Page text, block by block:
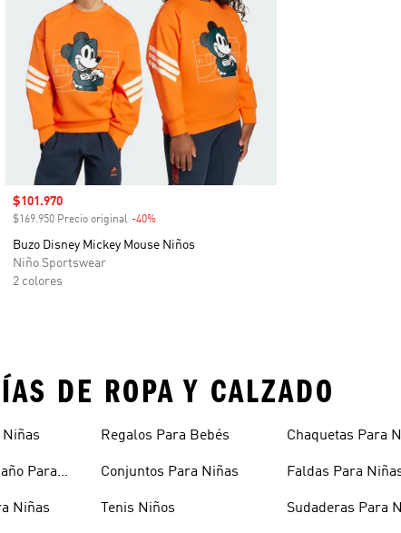
Precio de venta
$101.970
$169.950 Precio original -40%Descuento
Buzo Disney Mickey Mouse Niños
Niño Sportswear
2 colores
DE ROPA Y CALZADO
Niñas
Para
Niñas
Regalos Para Bebés
Conjuntos Para Niñas
Tenis Niños
Chaquetas Para
Faldas Para
Sudaderas Para